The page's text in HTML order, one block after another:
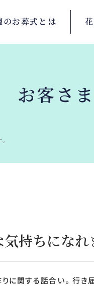
のお葬式とは
お客さ
持ちになれ
に関する話合い。 行